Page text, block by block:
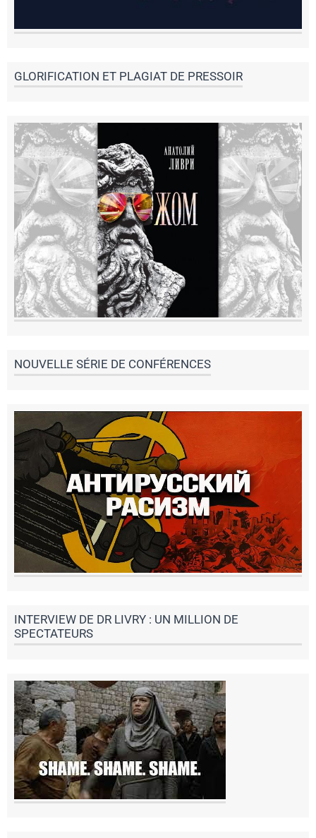
GLORIFICATION ET PLAGIAT DE PRESSOIR
NOUVELLE SÉRIE DE CONFÉRENCES
INTERVIEW DE DR LIVRY : UN MILLION DE
SPECTATEURS